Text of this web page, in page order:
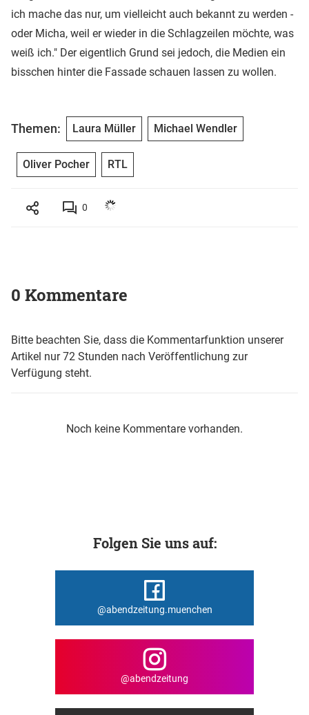
ich mache das nur, um vielleicht auch bekannt zu werden -
oder Micha, weil er wieder in die Schlagzeilen möchte, was
weiß ich." Der eigentlich Grund sei jedoch, die Medien ein
bisschen hinter die Fassade schauen lassen zu wollen.
Themen: Laura Müller Michael Wendler
Oliver Pocher RTL
0
0 Kommentare
Bitte beachten Sie, dass die Kommentarfunktion unserer
Artikel nur 72 Stunden nach Veröffentlichung zur
Verfügung steht.
Noch keine Kommentare vorhanden.
Folgen Sie uns auf:
@abendzeitung.muenchen
@abendzeitung